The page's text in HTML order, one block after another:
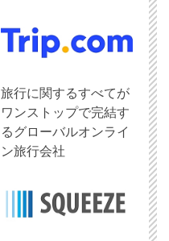
旅行に関するすべてが
ワンストップで完結す
るグローバルオンライ
ン旅行会社